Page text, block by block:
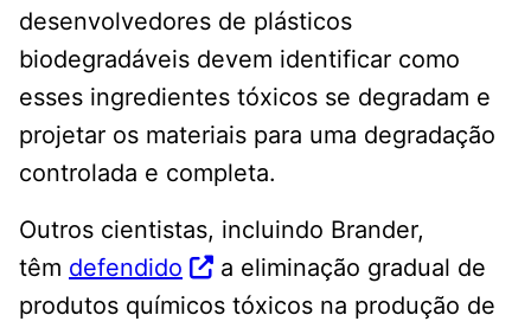
desenvolvedores de plásticos
biodegradáveis ​​devem identificar como
esses ingredientes tóxicos se degradam e
projetar os materiais para uma degradação
controlada e completa.
Outros cientistas, incluindo Brander,
têm defendido
a eliminação gradual de
produtos químicos tóxicos na produção de